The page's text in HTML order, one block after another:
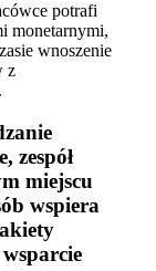
potrafi
monetarnymi,
wnoszenie
z
zespół
miejscu
wspiera